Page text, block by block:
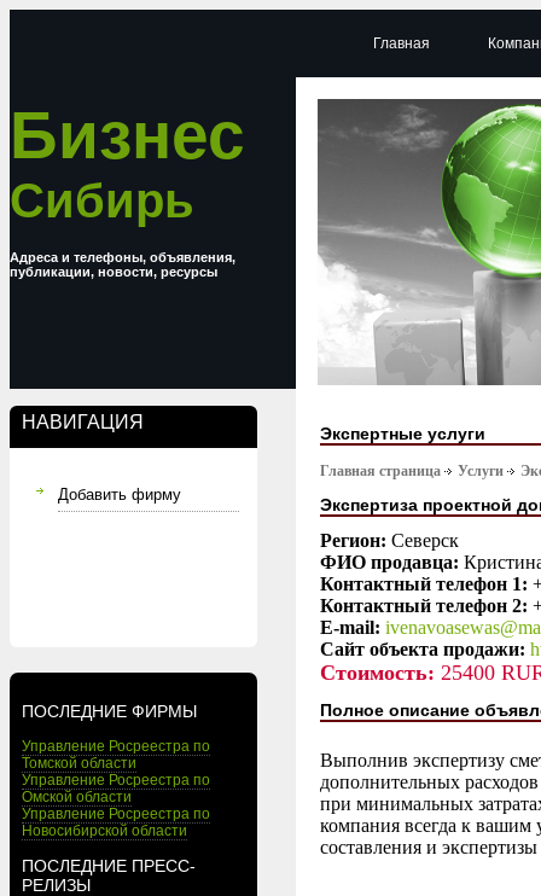
Бизнес
Сибирь
Адреса и телефоны, объявления,
публикации, новости, ресурсы
НАВИГАЦИЯ
Добавить фирму
ПОСЛЕДНИЕ ФИРМЫ
Управление Росреестра по
Томской области
Управление Росреестра по
Омской области
Управление Росреестра по
Новосибирской области
ПОСЛЕДНИЕ ПРЕСС-
РЕЛИЗЫ
Главная
Экспертные услуги
Главная страница Услуги
Экспертиза проектной
Регион: Северск
ФИО продавца:
Контактный телефон 1:
Контактный телефон 2:
E-mail:
Сайт объекта продажи:
Стоимость: 25400
Полное описание
Выполнив экспертизу
дополнительных
при минимальных
компания всегда к вашим
составления и